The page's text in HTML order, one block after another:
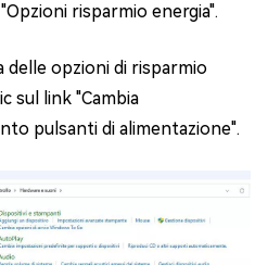
risparmio energia".
delle opzioni di risparmio
sul link "Cambia
pulsanti di alimentazione".